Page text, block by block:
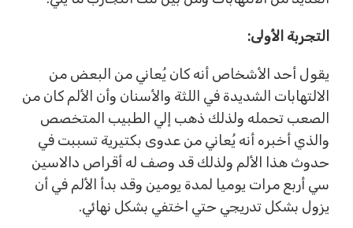
التجربة الأولى:
يقول أحد الأشخاص أنه كان يُعاني من البعض من
الالتهابات الشديدة في اللثة والأسنان وأن الألم كان من
الصعب تحمله ولذلك ذهب إلي الطبيب المتخصص
والذي أخبره أنه يُعاني من عدوى بكتيرية تسببت في
حدوث هذا الألم ولذلك قد وصف له أقراص دالاسين
سي أربع مرات يوميا لمدة يومين وقد بدأ الألم في أن
يزول بشكل تدريجي حتي اختفي بشكل نهائي.